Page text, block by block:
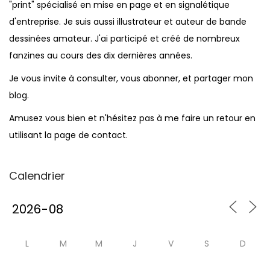
"print" spécialisé en mise en page et en signalétique
d'entreprise. Je suis aussi illustrateur et auteur de bande
dessinées amateur. J'ai participé et créé de nombreux
fanzines au cours des dix dernières années.
Je vous invite à consulter, vous abonner, et partager mon
blog.
Amusez vous bien et n'hésitez pas à me faire un retour en
utilisant la page de contact.
Calendrier
L M M J V S D